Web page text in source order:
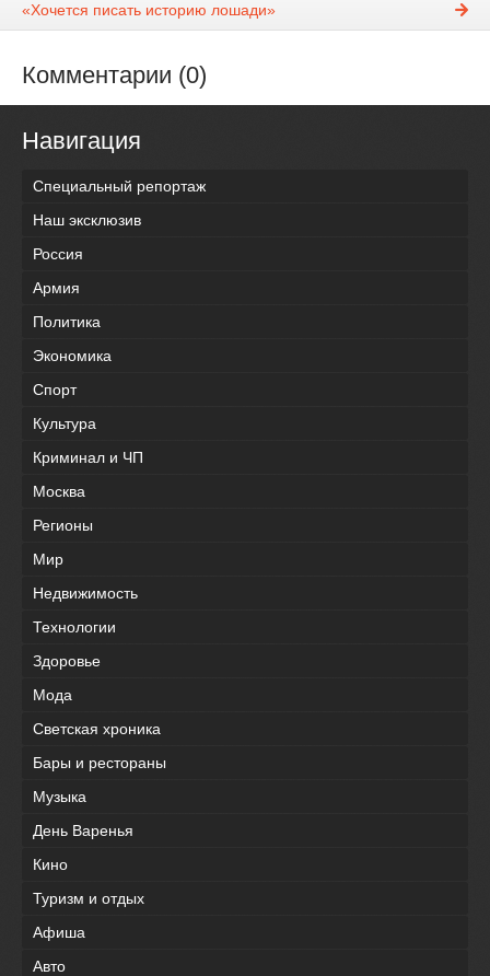
«Хочется писать историю лошади»
Комментарии (0)
Навигация
Специальный репортаж
Наш эксклюзив
Россия
Армия
Политика
Экономика
Спорт
Культура
Криминал и ЧП
Москва
Регионы
Мир
Недвижимость
Технологии
Здоровье
Мода
Светская хроника
Бары и рестораны
Музыка
День Варенья
Кино
Туризм и отдых
Афиша
Авто